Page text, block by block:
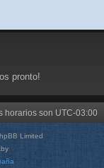
pronto!
horarios son UTC-03:00
Limited